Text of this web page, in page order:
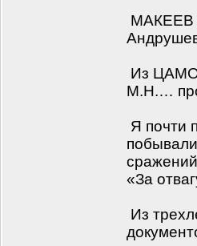
МАКЕЕВ
Из ЦАМО
М.Н.…
Я почти
«За
Из